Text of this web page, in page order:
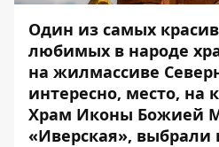
Один из самых
любимых в народе
на жилмассиве
интересно, место, на
Храм Иконы Божией
«Иверская», выбрали